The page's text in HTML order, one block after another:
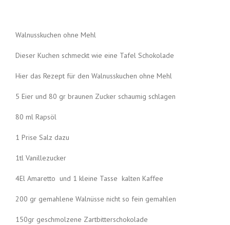
Walnusskuchen ohne Mehl
Dieser Kuchen schmeckt wie eine Tafel Schokolade
Hier das Rezept für den Walnusskuchen ohne Mehl
5 Eier und 80 gr braunen Zucker schaumig schlagen
80 ml Rapsöl
1 Prise Salz dazu
1tl Vanillezucker
4El Amaretto und 1 kleine Tasse kalten Kaffee
200 gr gemahlene Walnüsse nicht so fein gemahlen
150gr geschmolzene Zartbitterschokolade